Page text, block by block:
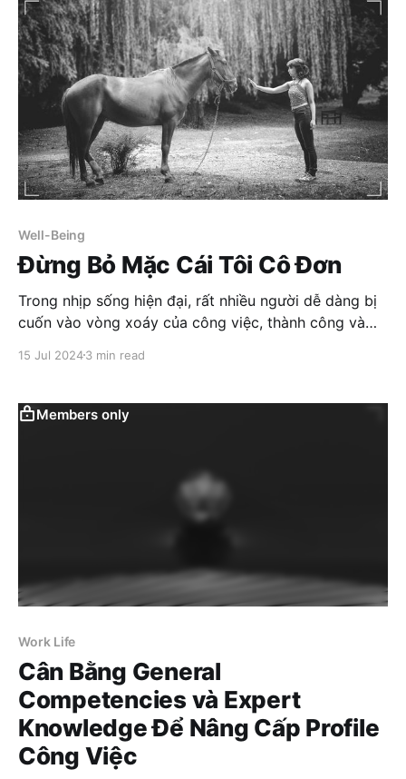
Well-Being
Đừng Bỏ Mặc Cái Tôi Cô Đơn
Trong nhịp sống hiện đại, rất nhiều người dễ dàng bị
cuốn vào vòng xoáy của công việc, thành công và
lại và tự hỏi mình: "Mình thật sự là ai?", "Giá trị cốt lõi
15 Jul 20243 min read
Members only
Work Life
Cân Bằng General
Competencies và Expert
Knowledge Để Nâng Cấp Profile
Công Việc